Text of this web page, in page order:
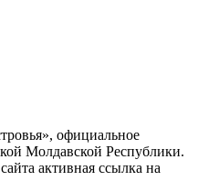
официальное
Молдавской Республики.
активная ссылка на